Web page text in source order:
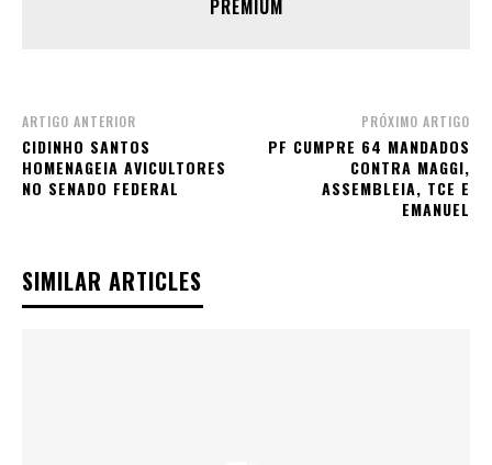
PREMIUM
ARTIGO ANTERIOR
CIDINHO SANTOS
HOMENAGEIA AVICULTORES
NO SENADO FEDERAL
PRÓXIMO ARTIGO
PF CUMPRE 64 MANDADOS
CONTRA MAGGI,
ASSEMBLEIA, TCE E
EMANUEL
SIMILAR ARTICLES